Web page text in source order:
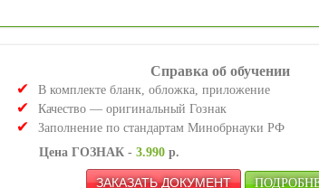
Справка об обучении
В комплекте бланк, обложка, приложение
Качество — оригинальный Гознак
Заполнение по стандартам Минобрнауки РФ
Цена ГОЗНАК - 3.990 р.